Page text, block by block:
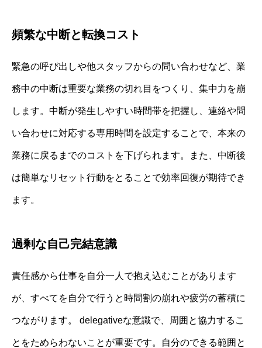
頻繁な中断と転換コスト
緊急の呼び出しや他スタッフからの問い合わせなど、業
務中の中断は重要な業務の切れ目をつくり、集中力を崩
します。中断が発生しやすい時間帯を把握し、連絡や問
い合わせに対応する専用時間を設定することで、本来の
業務に戻るまでのコストを下げられます。また、中断後
は簡単なリセット行動をとることで効率回復が期待でき
ます。
過剰な自己完結意識
責任感から仕事を自分一人で抱え込むことがあります
が、すべてを自分で行うと時間割の崩れや疲労の蓄積に
つながります。 delegativeな意識で、周囲と協力するこ
とをためらわないことが重要です。自分のできる範囲と